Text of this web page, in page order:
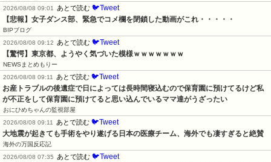
2026/08/08 09:01
あとで読む 🐦Tweet
【悲報】女子ダンス部、緊急でコメ欄を閉鎖した動画がこれ・・・・・
BIPブログ
2026/08/08 09:12
あとで読む 🐦Tweet
【驚愕】東京都、ようやく気づいた模様ｗｗｗｗｗｗｗ
NEWSまとめもりー
2026/08/08 09:11
あとで読む 🐦Tweet
お産トラブルの後遺症で日によっては長時間寝込むので保育園に預けてるけど私
が不正をして保育園に預けてると思い込んでいるママ達がうざったい
おにひめちゃんの監視部屋
2026/08/08 09:11
あとで読む 🐦Tweet
大地震が起きても手術をやり遂げる日本の医療チーム、海外でも凄すぎると絶賛
海外の万国反応記
2026/08/08 07:35
あとで読む 🐦Tweet